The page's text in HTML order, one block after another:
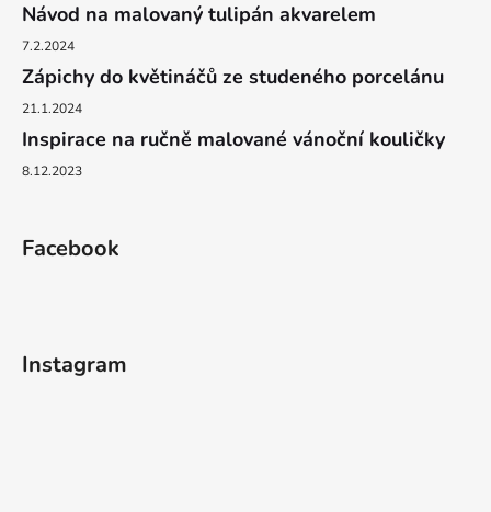
Návod na malovaný tulipán akvarelem
7.2.2024
Zápichy do květináčů ze studeného porcelánu
21.1.2024
Inspirace na ručně malované vánoční kouličky
8.12.2023
Facebook
Instagram